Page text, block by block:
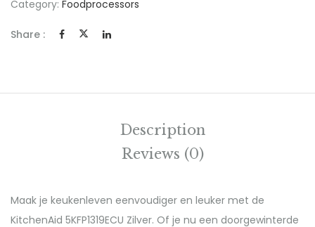
Category: Foodprocessors
Share :
Description
Reviews (0)
Maak je keukenleven eenvoudiger en leuker met de
KitchenAid 5KFP1319ECU Zilver. Of je nu een doorgewinterde